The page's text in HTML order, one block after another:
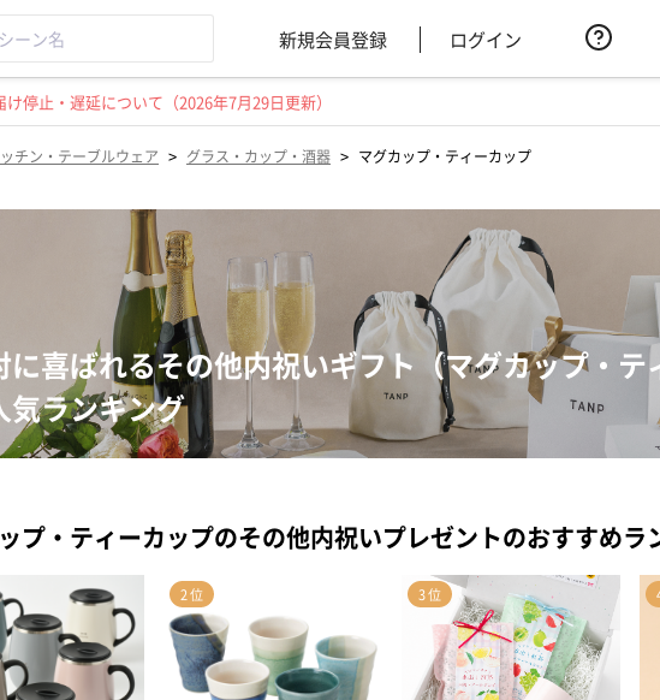
新規会員登録 ログイン
停止・遅延について（2026年7月29日更新）
チン・テーブルウェア > グラス・カップ・酒器 > マグカップ・ティーカップ
に喜ばれるその他内祝いギフト（マグカップ・テ
気ランキング
プ・ティーカップのその他内祝いプレゼントのおすすめラ